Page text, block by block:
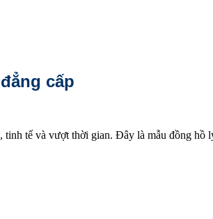
cấp
tế và vượt thời gian. Đây là mẫu đồng hồ